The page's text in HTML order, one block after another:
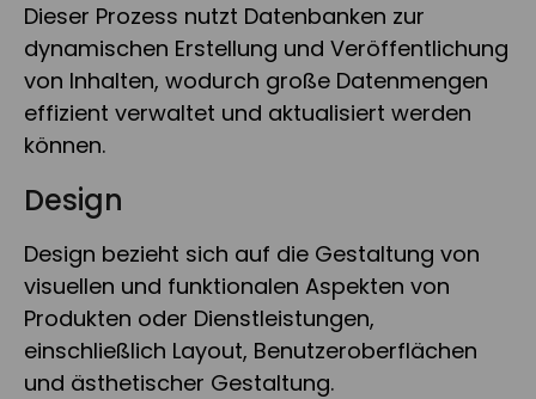
Dieser Prozess nutzt Datenbanken zur
dynamischen Erstellung und Veröffentlichung
von Inhalten, wodurch große Datenmengen
effizient verwaltet und aktualisiert werden
können.
Design
Design bezieht sich auf die Gestaltung von
visuellen und funktionalen Aspekten von
Produkten oder Dienstleistungen,
einschließlich Layout, Benutzeroberflächen
und ästhetischer Gestaltung.